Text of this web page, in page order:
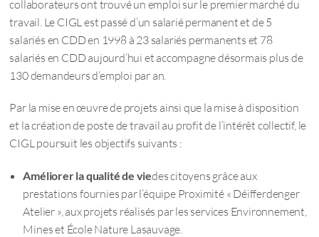
collaborateurs ont trouvé un emploi sur le premier marché du
travail. Le CIGL est passé d’un salarié permanent et de 5
salariés en CDD en 1998 à 23 salariés permanents et 78
salariés en CDD aujourd’hui et accompagne désormais plus de
130 demandeurs d’emploi par an.
Par la mise en œuvre de projets ainsi que la mise à disposition
et la création de poste de travail au profit de l’intérêt collectif, le
CIGL poursuit les objectifs suivants :
Améliorer la qualité de viedes citoyens grâce aux
prestations fournies par l’équipe Proximité « Déifferdenger
Atelier », aux projets réalisés par les services Environnement,
Mines et École Nature Lasauvage.